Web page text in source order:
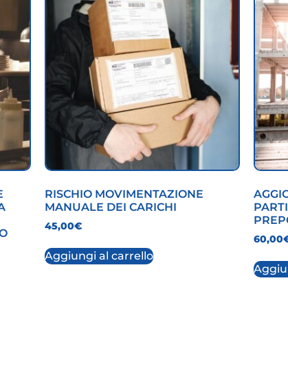
RISCHIO MOVIMENTAZIONE
MANUALE DEI CARICHI
45,00€
Aggiungi al carrello
60,00